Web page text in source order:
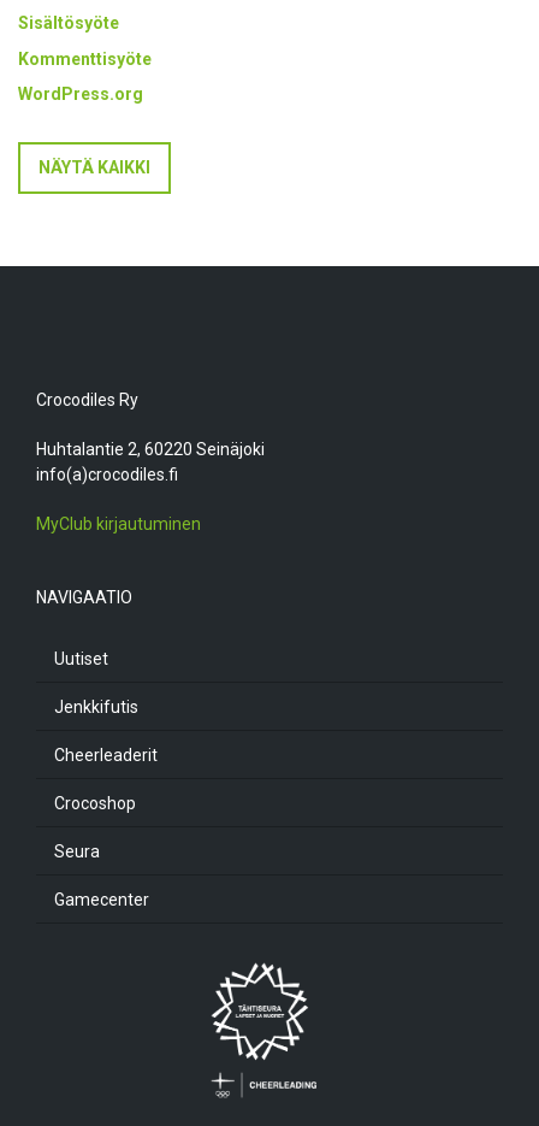
Sisältösyöte
Kommenttisyöte
WordPress.org
NÄYTÄ KAIKKI
Crocodiles Ry
Huhtalantie 2, 60220 Seinäjoki
info(a)crocodiles.fi
MyClub kirjautuminen
NAVIGAATIO
Uutiset
Jenkkifutis
Cheerleaderit
Crocoshop
Seura
Gamecenter